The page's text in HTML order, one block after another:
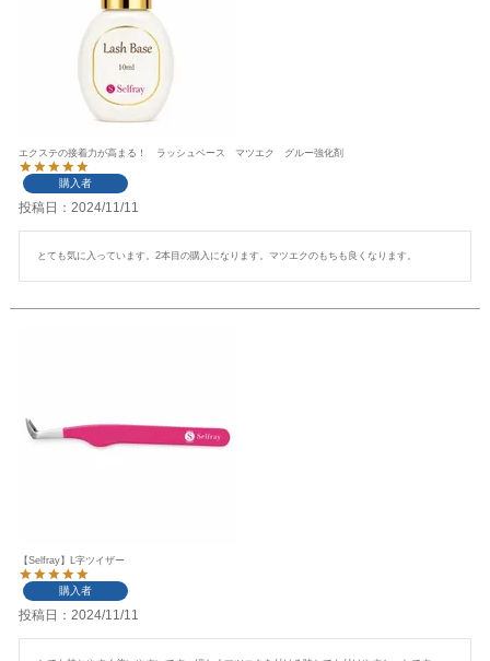
エクステの接着力が高まる！ ラッシュベース マツエク グルー強化剤
購入者
投稿日 2024/11/11
とても気に入っています。2本目の購入になります。マツエクのもちも良くなります。
【Selfray】L字ツイザー
購入者
投稿日 2024/11/11